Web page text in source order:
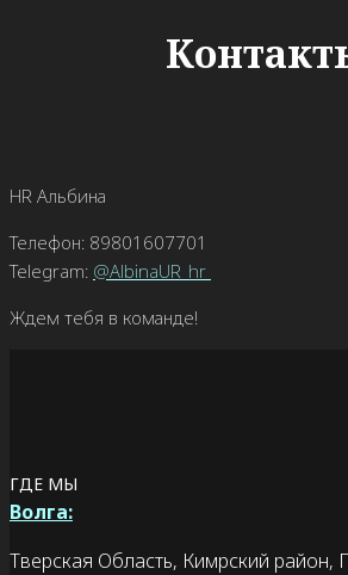
HR Альбина
Телефон: 89801607701
Telegram: @AlbinaUR_hr
Ждем тебя в команде!
ГДЕ МЫ
Волга:
Тверская Область, Кимрский район,